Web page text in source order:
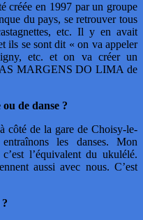
créée en 1997 par un groupe
du pays, se retrouver tous
etc. Il y en avait
ils se sont dit « on va appeler
etc. et on va créer un
AS MARGENS DO LIMA de
de danse ?
côté de la gare de Choisy-le-
les danses. Mon
l’équivalent du ukulélé.
aussi avec nous. C’est